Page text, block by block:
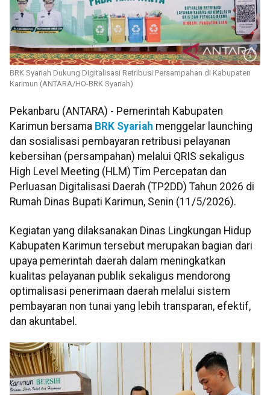
BRK Syariah Dukung Digitalisasi Retribusi Persampahan di Kabupaten
Karimun (ANTARA/HO-BRK Syariah)
Pekanbaru (ANTARA) - Pemerintah Kabupaten
Karimun bersama BRK Syariah menggelar launching
dan sosialisasi pembayaran retribusi pelayanan
kebersihan (persampahan) melalui QRIS sekaligus
High Level Meeting (HLM) Tim Percepatan dan
Perluasan Digitalisasi Daerah (TP2DD) Tahun 2026 di
Rumah Dinas Bupati Karimun, Senin (11/5/2026).
Kegiatan yang dilaksanakan Dinas Lingkungan Hidup
Kabupaten Karimun tersebut merupakan bagian dari
upaya pemerintah daerah dalam meningkatkan
kualitas pelayanan publik sekaligus mendorong
optimalisasi penerimaan daerah melalui sistem
pembayaran non tunai yang lebih transparan, efektif,
dan akuntabel.